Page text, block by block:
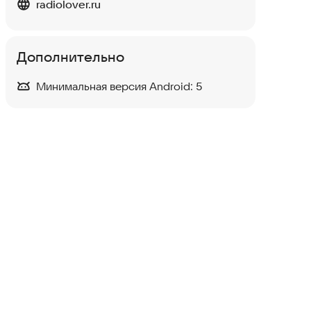
radiolover.ru
Дополнительно
Минимальная версия Android: 5